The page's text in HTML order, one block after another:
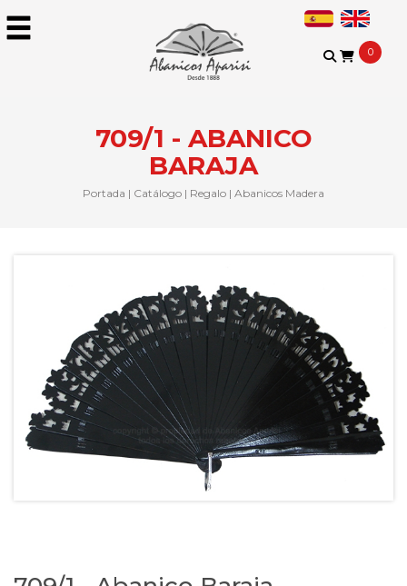
0
709/1 - ABANICO
BARAJA
Portada | Catálogo | Regalo | Abanicos Madera